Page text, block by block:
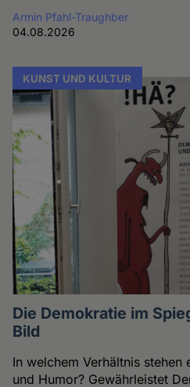
Armin Pfahl-Traughber
04.08.2026
KUNST UND KULTUR
Die Demokratie im
Bild
In welchem Verhältnis
und Humor? Gewährleistet